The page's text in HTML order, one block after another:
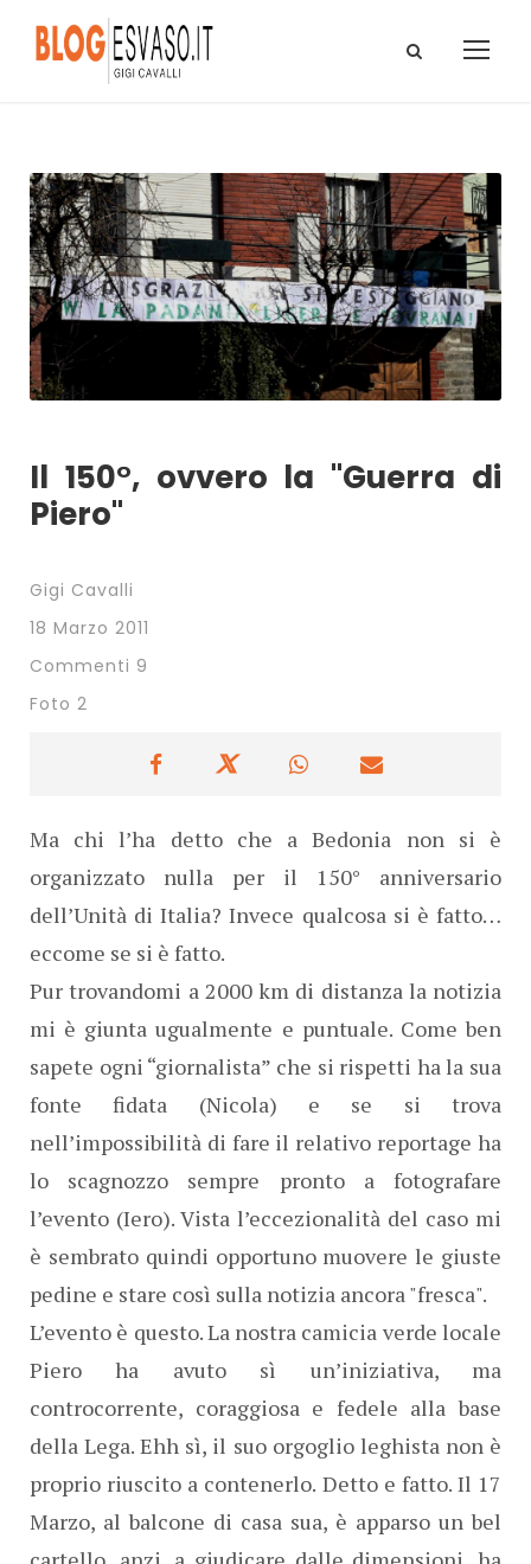
Il 150°, ovvero la "Guerra di
Piero"
Gigi Cavalli
18 Marzo 2011
Commenti 9
Foto 2
Ma chi l’ha detto che a Bedonia non si è
organizzato nulla per il 150° anniversario
dell’Unità di Italia? Invece qualcosa si è fatto…
eccome se si è fatto.
Pur trovandomi a 2000 km di distanza la notizia
mi è giunta ugualmente e puntuale. Come ben
sapete ogni “giornalista” che si rispetti ha la sua
fonte fidata (Nicola) e se si trova
nell’impossibilità di fare il relativo reportage ha
lo scagnozzo sempre pronto a fotografare
l’evento (Iero). Vista l’eccezionalità del caso mi
è sembrato quindi opportuno muovere le giuste
pedine e stare così sulla notizia ancora "fresca".
L’evento è questo. La nostra camicia verde locale
Piero ha avuto sì un’iniziativa, ma
controcorrente, coraggiosa e fedele alla base
della Lega. Ehh sì, il suo orgoglio leghista non è
proprio riuscito a contenerlo. Detto e fatto. Il 17
Marzo, al balcone di casa sua, è apparso un bel